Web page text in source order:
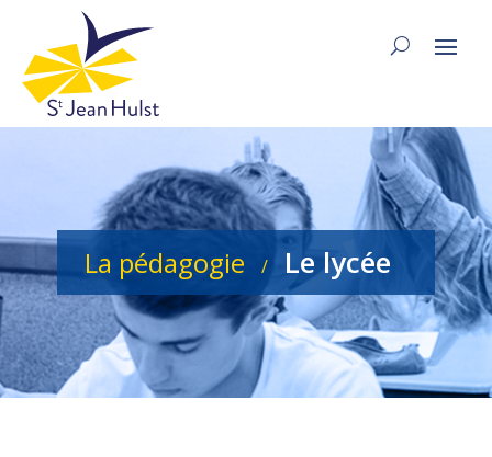
La pédagogie / Le lycée